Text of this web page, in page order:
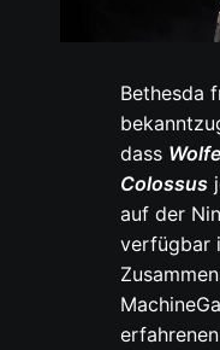
Bethesda
dass
Colossus
auf der
verfügbar